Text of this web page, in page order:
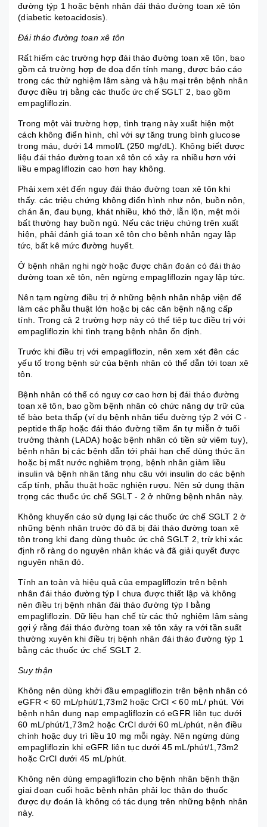
đường týp 1 hoặc bệnh nhân đái tháo đường toan xê tôn
(diabetic ketoacidosis).
Đái tháo đường toan xê tôn
Rất hiếm các trường hợp đái tháo đường toan xê tôn, bao
gồm cả trường hợp đe doạ đến tính mạng, được báo cáo
trong các thử nghiệm lâm sàng và hậu mại trên bệnh nhân
được điều trị bằng các thuốc ức chế SGLT 2, bao gồm
empagliflozin.
Trong một vài trường hợp, tình trạng này xuất hiện một
cách không điển hình, chỉ với sự tăng trung bình glucose
trong máu, dưới 14 mmol/L (250 mg/dL). Không biết được
liệu đái tháo đường toan xê tôn có xảy ra nhiều hơn với
liều empagliflozin cao hơn hay không.
Phải xem xét đến nguy đái tháo đường toan xê tôn khi
thấy. các triệu chứng không điển hình như nôn, buồn nôn,
chán ăn, đau bụng, khát nhiều, khó thở, lẫn lộn, mệt mỏi
bất thường hay buồn ngủ. Nếu các triệu chứng trên xuất
hiện, phải đánh giá toan xê tôn cho bệnh nhân ngay lập
tức, bất kê mức đường huyết.
Ở bệnh nhân nghi ngờ hoặc được chân đoán có đái tháo
đường toan xê tôn, nên ngừng empagliflozin ngay lập tức.
Nên tạm ngừng điều trị ở những bệnh nhân nhập viện để
làm các phẫu thuật lớn hoặc bị các căn bệnh nặng cấp
tính. Trong cả 2 trường hợp này có thể tiêp tục điều trị với
empagliflozin khi tình trạng bệnh nhân ổn định.
Trước khi điều trị với empagliflozin, nên xem xét đên các
yếu tố trong bệnh sử của bệnh nhân có thể dẫn tới toan xê
tôn.
Bệnh nhân có thể có nguy cơ cao hơn bị đái tháo đường
toan xê tôn, bao gồm bệnh nhân có chức năng dự trữ của
tế bào beta thấp (ví dụ bệnh nhân tiểu đường týp 2 với C -
peptide thấp hoặc đái tháo đường tiềm ẩn tự miễn ở tuổi
trưởng thành (LADA) hoặc bệnh nhân có tiền sử viêm tuy),
bệnh nhân bị các bệnh dẫn tới phải hạn chế dùng thức ăn
hoặc bị mất nước nghiêm trọng, bệnh nhân giảm liều
insulin và bệnh nhân tăng nhu câu với insulin do các bệnh
cấp tính, phẫu thuật hoặc nghiện rượu. Nên sử dụng thận
trọng các thuốc ức chế SGLT - 2 ở những bệnh nhân này.
Không khuyến cáo sử dụng lại các thuốc ức chế SGLT 2 ở
những bệnh nhân trước đó đã bị đái tháo đường toan xê
tôn trong khi đang dùng thuôc ức chê SGLT 2, trừ khi xác
định rõ ràng do nguyên nhân khác và đã giải quyết được
nguyên nhân đó.
Tính an toàn và hiệu quả của empagliflozin trên bệnh
nhân đái tháo đường týp I chưa được thiết lập và không
nên điều trị bệnh nhân đái tháo đường týp I bằng
empagliflozin. Dữ liệu hạn chế từ các thử nghiệm lâm sàng
gợi ý rằng đái tháo đường toan xê tôn xảy ra với tần suất
thường xuyên khi điều trị bệnh nhân đái tháo đường týp 1
bằng các thuốc ức chế SGLT 2.
Suy thận
Không nên dùng khởi đầu empagliflozin trên bệnh nhân có
eGFR < 60 mL/phút/1,73m2 hoặc CrCl < 60 mL/ phút. Với
bệnh nhân dung nạp empagliflozin có eGFR liên tục dưới
60 mL/phút/1,73m2 hoặc CrCl dưới 60 mL/phút, nên điều
chỉnh hoặc duy trì liều 10 mg mỗi ngày. Nên ngừng dùng
empagliflozin khi eGFR liên tục dưới 45 mL/phút/1,73m2
hoặc CrCl dưới 45 mL/phút.
Không nên dùng empagliflozin cho bệnh nhân bệnh thận
giai đoạn cuối hoặc bệnh nhân phải lọc thận do thuốc
được dự đoán là không có tác dụng trên những bệnh nhân
này.